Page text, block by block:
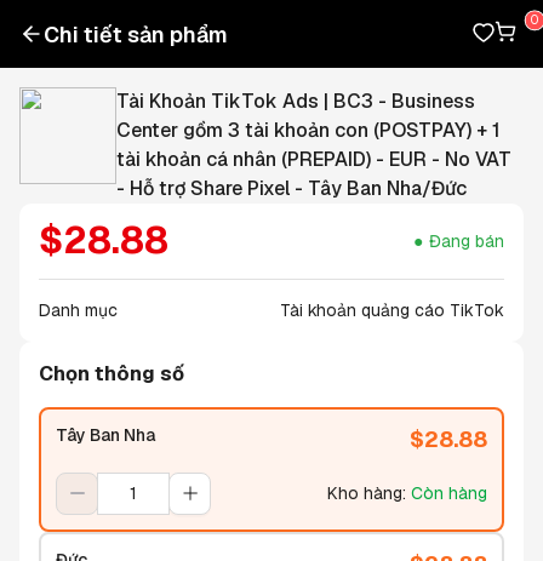
Chi tiết sản phẩm
Tài Khoản TikTok Ads | BC3 - Business
Center gồm 3 tài khoản con (POSTPAY) + 1
tài khoản cá nhân (PREPAID) - EUR - No VAT
- Hỗ trợ Share Pixel - Tây Ban Nha/Đức
$28.88 Đang bán
Danh mục Tài khoản quảng cáo TikTok
Chọn thông số
Tây Ban Nha $28.88
Kho hàng: Còn hàng